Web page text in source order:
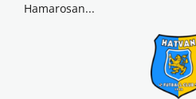
Hamarosan...